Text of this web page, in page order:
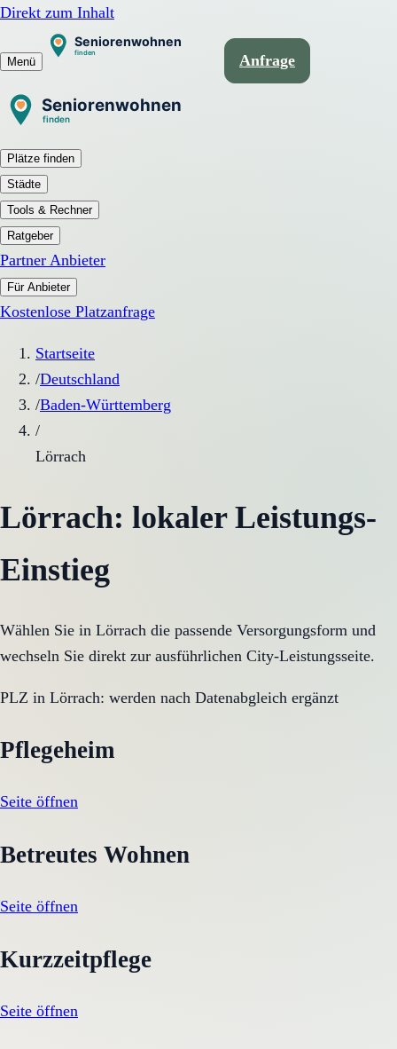
Direkt zum Inhalt
Menü Anfrage
Plätze finden
Städte
Tools & Rechner
Ratgeber
Partner Anbieter
Für Anbieter
Kostenlose Platzanfrage
Startseite
/Deutschland
/Baden-Württemberg
/
Lörrach
Lörrach: lokaler Leistungs-
Einstieg
Wählen Sie in Lörrach die passende Versorgungsform und
wechseln Sie direkt zur ausführlichen City-Leistungsseite.
PLZ in Lörrach: werden nach Datenabgleich ergänzt
Pflegeheim
Seite öffnen
Betreutes Wohnen
Seite öffnen
Kurzzeitpflege
Seite öffnen